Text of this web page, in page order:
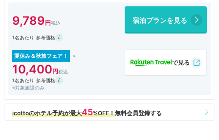
に食べられるところが少なく、ラウンジは助かりました。家族連れで来て
ゆっくり食べている方も多かったです。坂の上にあるので高齢の方など歩
いて白良浜と行き来するのは少し大変かもしれませんが、距離的にはすぐ
9,789 宿泊プランを見る
1名あたり 参考価格
夏休み＆秋旅フェア！
10,400
1名あたり 参考価格
※対象施設のみ